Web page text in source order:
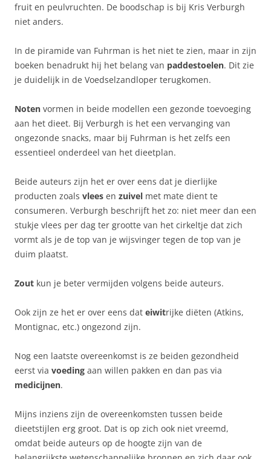
fruit en peulvruchten. De boodschap is bij Kris Verburgh
niet anders.
In de piramide van Fuhrman is het niet te zien, maar in zijn
boeken benadrukt hij het belang van paddestoelen. Dit zie
je duidelijk in de Voedselzandloper terugkomen.
Noten vormen in beide modellen een gezonde toevoeging
aan het dieet. Bij Verburgh is het een vervanging van
ongezonde snacks, maar bij Fuhrman is het zelfs een
essentieel onderdeel van het dieetplan.
Beide auteurs zijn het er over eens dat je dierlijke
producten zoals vlees en zuivel met mate dient te
consumeren. Verburgh beschrijft het zo: niet meer dan een
stukje vlees per dag ter grootte van het cirkeltje dat zich
vormt als je de top van je wijsvinger tegen de top van je
duim plaatst.
Zout kun je beter vermijden volgens beide auteurs.
Ook zijn ze het er over eens dat eiwitrijke diëten (Atkins,
Montignac, etc.) ongezond zijn.
Nog een laatste overeenkomst is ze beiden gezondheid
eerst via voeding aan willen pakken en dan pas via
medicijnen.
Mijns inziens zijn de overeenkomsten tussen beide
dieetstijlen erg groot. Dat is op zich ook niet vreemd,
omdat beide auteurs op de hoogte zijn van de